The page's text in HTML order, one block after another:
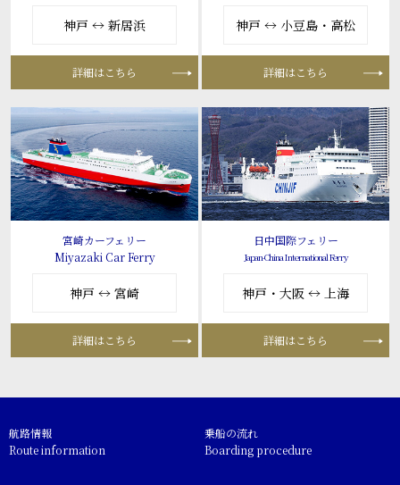
神戸 ↔ 新居浜
詳細はこちら
神戸 ↔ 小豆島・高松
詳細はこちら
宮崎カーフェリー
Miyazaki Car Ferry
神戸 ↔ 宮崎
詳細はこちら
日中国際フェリー
Japan-China International Ferry
神戸・大阪 ↔ 上海
詳細はこちら
航路情報
Route information
乗船の流れ
Boarding procedure